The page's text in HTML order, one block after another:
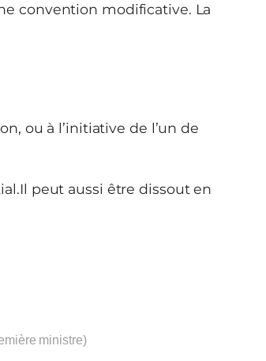
convention modificative. La
ou à l’initiative de l’un de
peut aussi être dissout en
ministre)